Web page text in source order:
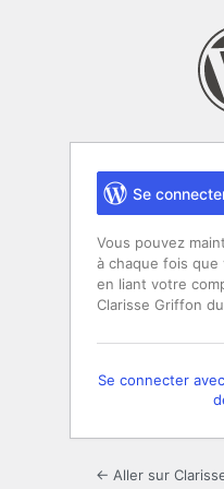
Se
Vous pouvez
à chaque fois
en liant votre
Clarisse Griffon
Se connecter
← Aller sur